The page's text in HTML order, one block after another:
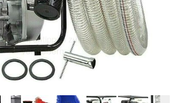
Doppelt antippen zum
vergrößern